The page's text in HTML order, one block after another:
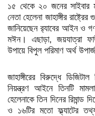
১৫ থেকে ২০ জনের সাইবার
নেতা হেলেনা জাহাঙ্গীর
জানিয়েছেন র‍্যাবের আইন ও
মঈন। এছাড়া, জয়যাত্রা
উপায়ে বিপুল পরিমাণ অর্থ
জাহাঙ্গীরের বিরুদ্ধে
নিয়ন্ত্রণ আইনে তিনটি
হেলেনাকে তিন দিনের রিমান্ড
ও ১৬টির মতো ফ্ল্যাটের তথ্য